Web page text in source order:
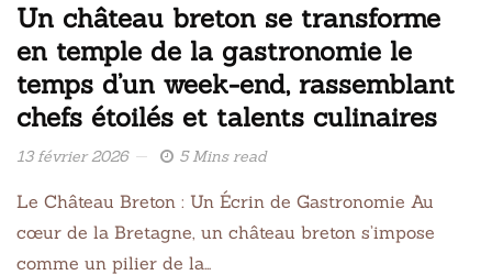
Un château breton se transforme
en temple de la gastronomie le
temps d’un week-end, rassemblant
chefs étoilés et talents culinaires
13 février 2026 5 Mins read
Le Château Breton : Un Écrin de Gastronomie Au
cœur de la Bretagne, un château breton s’impose
comme un pilier de la…